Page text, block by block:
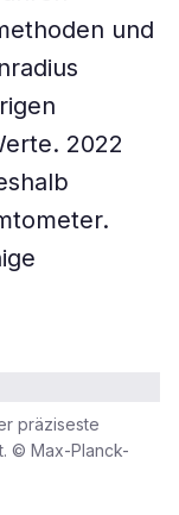
und
2022
präziseste
© Max-Planck-